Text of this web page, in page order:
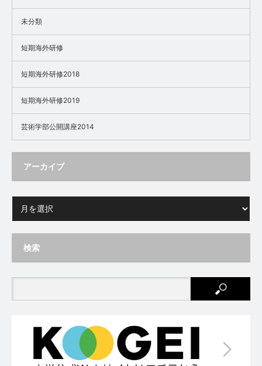
未分類
短期海外研修
短期海外研修2018
短期海外研修2019
芸術学部公開講座2014
アーカイブ
検索